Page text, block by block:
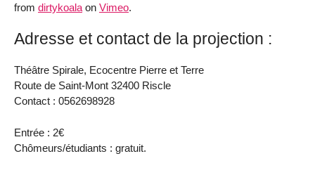
from dirtykoala on Vimeo.
Adresse et contact de la projection :
Théâtre Spirale, Ecocentre Pierre et Terre
Route de Saint-Mont 32400 Riscle
Contact : 0562698928
Entrée : 2€
Chômeurs/étudiants : gratuit.